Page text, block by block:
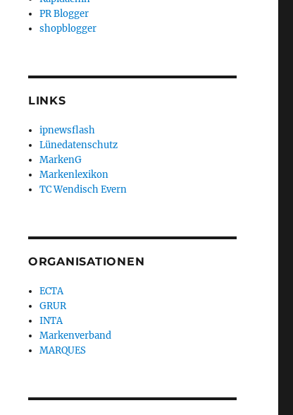
PR Blogger
shopblogger
LINKS
ipnewsflash
Lünedatenschutz
MarkenG
Markenlexikon
TC Wendisch Evern
ORGANISATIONEN
ECTA
GRUR
INTA
Markenverband
MARQUES